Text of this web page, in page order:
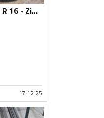
Kenda - 205/55 R 16 - Zimska guma
17.12.25